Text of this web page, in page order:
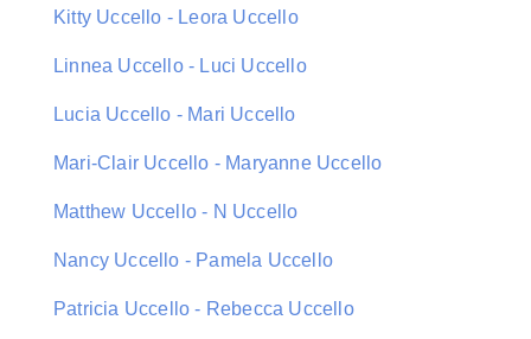
Kitty Uccello - Leora Uccello
Linnea Uccello - Luci Uccello
Lucia Uccello - Mari Uccello
Mari-Clair Uccello - Maryanne Uccello
Matthew Uccello - N Uccello
Nancy Uccello - Pamela Uccello
Patricia Uccello - Rebecca Uccello